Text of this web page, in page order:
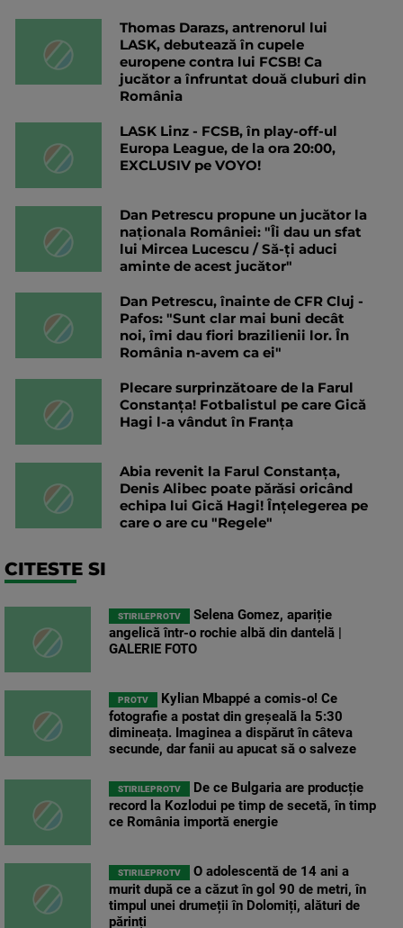
Thomas Darazs, antrenorul lui
LASK, debutează în cupele
europene contra lui FCSB! Ca
jucător a înfruntat două cluburi din
România
LASK Linz - FCSB, în play-off-ul
Europa League, de la ora 20:00,
EXCLUSIV pe VOYO!
Dan Petrescu propune un jucător la
naționala României: "Îi dau un sfat
lui Mircea Lucescu / Să-ți aduci
aminte de acest jucător"
Dan Petrescu, înainte de CFR Cluj -
Pafos: "Sunt clar mai buni decât
noi, îmi dau fiori brazilienii lor. În
România n-avem ca ei"
Plecare surprinzătoare de la Farul
Constanța! Fotbalistul pe care Gică
Hagi l-a vândut în Franța
Abia revenit la Farul Constanța,
Denis Alibec poate părăsi oricând
echipa lui Gică Hagi! Înțelegerea pe
care o are cu "Regele"
CITESTE SI
STIRILEPROTV
Selena Gomez, apariție
angelică într-o rochie albă din dantelă |
GALERIE FOTO
PROTV
Kylian Mbappé a comis-o! Ce
fotografie a postat din greșeală la 5:30
dimineața. Imaginea a dispărut în câteva
secunde, dar fanii au apucat să o salveze
STIRILEPROTV
De ce Bulgaria are producție
record la Kozlodui pe timp de secetă, în timp
ce România importă energie
STIRILEPROTV
O adolescentă de 14 ani a
murit după ce a căzut în gol 90 de metri, în
timpul unei drumeții în Dolomiți, alături de
părinți